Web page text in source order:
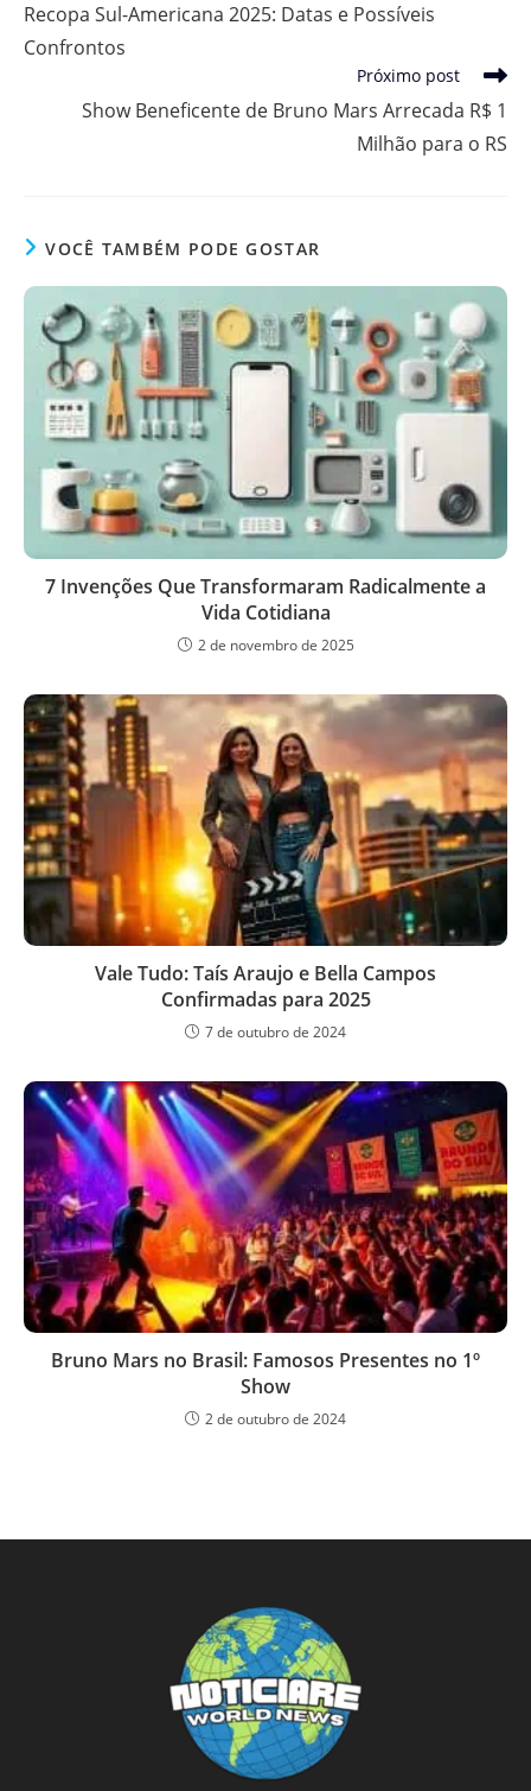
artigos
Recopa Sul-Americana 2025: Datas e Possíveis
Confrontos
Próximo post
Show Beneficente de Bruno Mars Arrecada R$ 1
Milhão para o RS
VOCÊ TAMBÉM PODE GOSTAR
7 Invenções Que Transformaram Radicalmente a
Vida Cotidiana
2 de novembro de 2025
Vale Tudo: Taís Araujo e Bella Campos
Confirmadas para 2025
7 de outubro de 2024
Bruno Mars no Brasil: Famosos Presentes no 1º
Show
2 de outubro de 2024